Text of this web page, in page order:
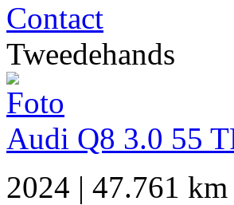
Contact
Tweedehands
Audi Q8 3.0 55
2024 | 47.761 km